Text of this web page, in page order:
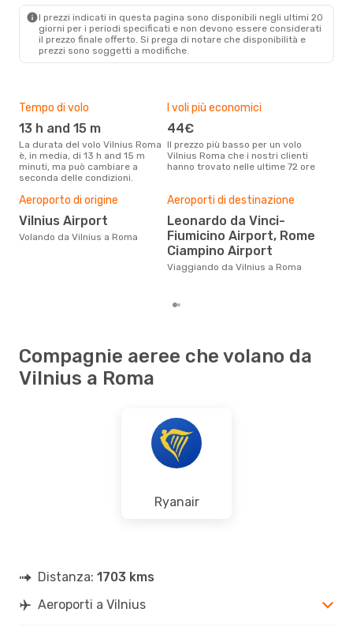
I prezzi indicati in questa pagina sono disponibili negli ultimi 20
giorni per i periodi specificati e non devono essere considerati
il ​​prezzo finale offerto. Si prega di notare che disponibilità e
prezzi sono soggetti a modifiche.
Tempo di volo
13 h and 15 m
La durata del volo Vilnius Roma
è, in media, di 13 h and 15 m
minuti, ma può cambiare a
seconda delle condizioni.
I voli più economici
44€
Il prezzo più basso per un volo
Vilnius Roma che i nostri clienti
hanno trovato nelle ultime 72 ore
Aeroporto di origine
Vilnius Airport
Volando da Vilnius a Roma
Aeroporti di destinazione
Leonardo da Vinci-
Fiumicino Airport, Rome
Ciampino Airport
Viaggiando da Vilnius a Roma
Compagnie aeree che volano da
Vilnius a Roma
Ryanair
Distanza: 1703 kms
Aeroporti a Vilnius